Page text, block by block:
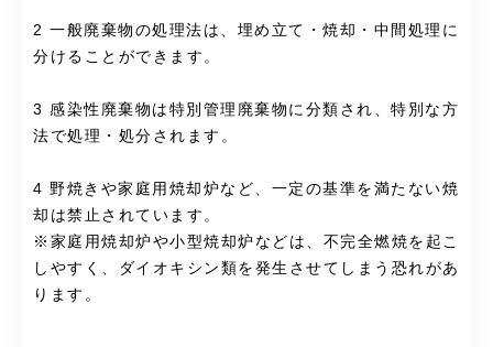
2 一般廃棄物の処理法は、埋め立て・焼却・中間処理に
分けることができます。
3 感染性廃棄物は特別管理廃棄物に分類され、特別な方
法で処理・処分されます。
4 野焼きや家庭用焼却炉など、一定の基準を満たない焼
却は禁止されています。
※家庭用焼却炉や小型焼却炉などは、不完全燃焼を起こ
しやすく、ダイオキシン類を発生させてしまう恐れがあ
ります。